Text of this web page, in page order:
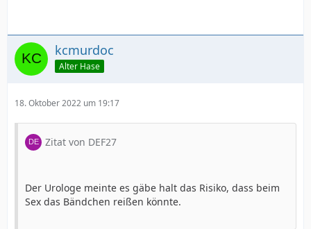
kcmurdoc
Alter Hase
18. Oktober 2022 um 19:17
Zitat von DEF27
Der Urologe meinte es gäbe halt das Risiko, dass beim
Sex das Bändchen reißen könnte.